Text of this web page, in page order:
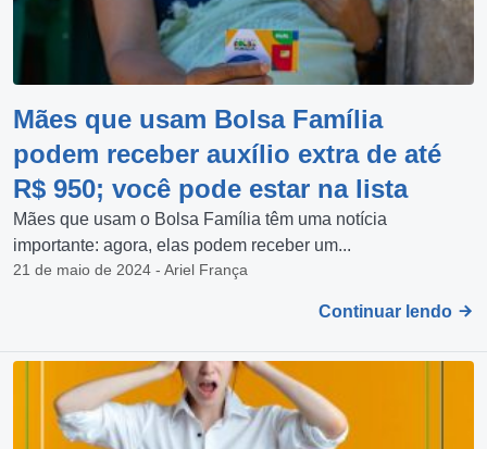
Mães que usam Bolsa Família
podem receber auxílio extra de até
R$ 950; você pode estar na lista
Mães que usam o Bolsa Família têm uma notícia
importante: agora, elas podem receber um...
21 de maio de 2024 - Ariel França
Continuar lendo